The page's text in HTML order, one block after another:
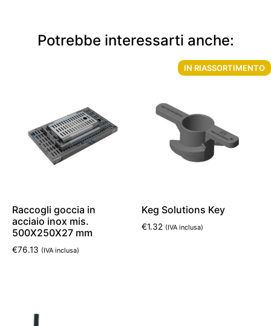
Potrebbe interessarti anche:
Raccogli goccia in
acciaio inox mis.
500X250X27 mm
€76.13 (IVA inclusa)
IN RIASSORTIMENTO
Keg Solutions Key
€1.32 (IVA inclusa)